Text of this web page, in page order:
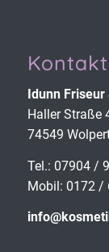
Kontakt
Idunn
Haller Straße
74549
Tel.: 07904 /
Mobil: 0172 /